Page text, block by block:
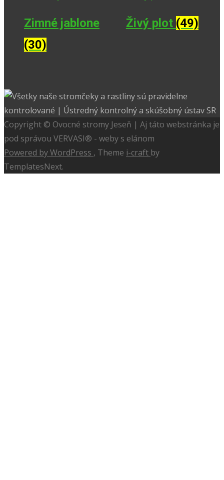
Zimné jablone
(30)
Živý plot (49)
Copyright © Ovocné stromy Jeseň | Aj táto webstránka je
pod správou VERVASI® - weby s elánom
Powered by WordPress , Theme i-craft by
TemplatesNext.